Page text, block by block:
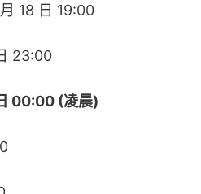
18 日 19:00
23:00
00:00 (凌晨)